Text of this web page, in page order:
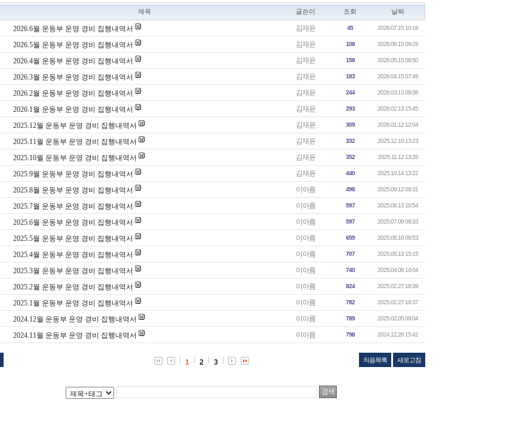
제목 글쓴이 조회 날짜
2026.6월 운동부 운영 경비 집행내역서 김재윤 45 2026.07.15 10:16
2026.5월 운동부 운영 경비 집행내역서 김재윤 108 2026.06.15 09:29
2026.4월 운동부 운영 경비 집행내역서 김재윤 158 2026.05.15 08:50
2026.3월 운동부 운영 경비 집행내역서 김재윤 183 2026.04.15 07:49
2026.2월 운동부 운영 경비 집행내역서 김재윤 244 2026.03.13 09:36
2026.1월 운동부 운영 경비 집행내역서 김재윤 293 2026.02.13 15:45
2025.12월 운동부 운영 경비 집행내역서 김재윤 309 2026.01.12 12:04
2025.11월 운동부 운영 경비 집행내역서 김재윤 332 2025.12.10 13:23
2025.10월 운동부 운영 경비 집행내역서 김재윤 352 2025.11.12 13:28
2025.9월 운동부 운영 경비 집행내역서 김재윤 440 2025.10.14 13:22
2025.8월 운동부 운영 경비 집행내역서 이아름 498 2025.09.12 09:31
2025.7월 운동부 운영 경비 집행내역서 이아름 597 2025.08.13 10:54
2025.6월 운동부 운영 경비 집행내역서 이아름 597 2025.07.09 09:33
2025.5월 운동부 운영 경비 집행내역서 이아름 659 2025.06.16 09:53
2025.4월 운동부 운영 경비 집행내역서 이아름 707 2025.05.13 15:15
2025.3월 운동부 운영 경비 집행내역서 이아름 740 2025.04.09 14:04
2025.2월 운동부 운영 경비 집행내역서 이아름 824 2025.02.27 18:39
2025.1월 운동부 운영 경비 집행내역서 이아름 782 2025.02.27 18:37
2024.12월 운동부 운영 경비 집행내역서 이아름 789 2025.02.05 09:04
2024.11월 운동부 운영 경비 집행내역서 이아름 798 2024.12.26 15:42
처음목록 새로고침
1 2 3